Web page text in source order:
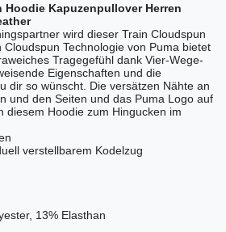
Hoodie Kapuzenpullover Herren
wird dieser Train Cloudspun
Technologie von Puma bietet
Tragegefühl dank Vier-Wege-
Eigenschaften und die
dir so wünscht. Die versätzen Nähte an
und den Seiten und das Puma Logo auf
diesem Hoodie zum Hingucken im
verstellbarem Kodelzug
13% Elasthan